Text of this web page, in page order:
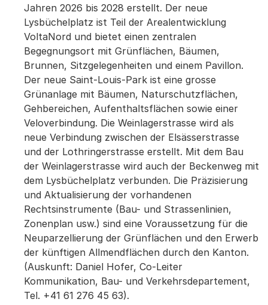
Jahren 2026 bis 2028 erstellt. Der neue
Lysbüchelplatz ist Teil der Arealentwicklung
VoltaNord und bietet einen zentralen
Begegnungsort mit Grünflächen, Bäumen,
Brunnen, Sitzgelegenheiten und einem Pavillon.
Der neue Saint-Louis-Park ist eine grosse
Grünanlage mit Bäumen, Naturschutzflächen,
Gehbereichen, Aufenthaltsflächen sowie einer
Veloverbindung. Die Weinlagerstrasse wird als
neue Verbindung zwischen der Elsässerstrasse
und der Lothringerstrasse erstellt. Mit dem Bau
der Weinlagerstrasse wird auch der Beckenweg mit
dem Lysbüchelplatz verbunden. Die Präzisierung
und Aktualisierung der vorhandenen
Rechtsinstrumente (Bau- und Strassenlinien,
Zonenplan usw.) sind eine Voraussetzung für die
Neuparzellierung der Grünflächen und den Erwerb
der künftigen Allmendflächen durch den Kanton.
(Auskunft: Daniel Hofer, Co-Leiter
Kommunikation, Bau- und Verkehrsdepartement,
Tel. +41 61 276 45 63).